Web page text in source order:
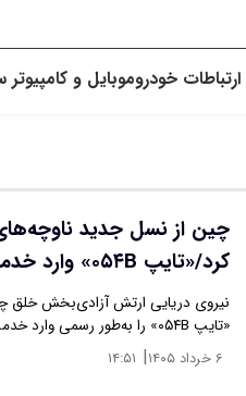
ارتباطات خودروموبایل و کامپیوتر
چین از نسل جدید
کرد/«تایپ ۰۵۴B» وارد خدمت شد
نیروی دریایی ارتش آزادی‌بخش
«تایپ ۰۵۴B» را به‌طور رسمی وارد خدمت کرد؛ شناوری که به…
۶ خرداد ۱۴۰۵ | ۱۴:۵۱